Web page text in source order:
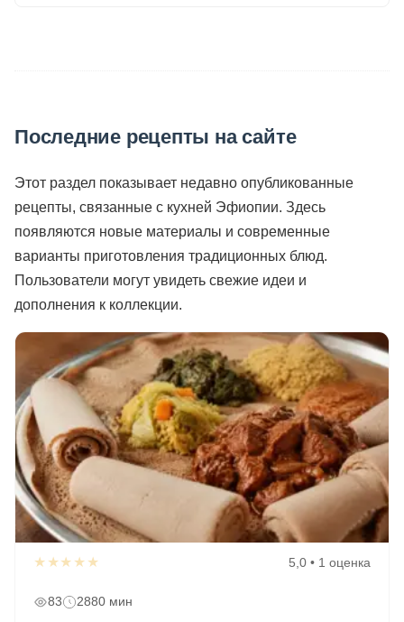
Последние рецепты на сайте
Этот раздел показывает недавно опубликованные
рецепты, связанные с кухней Эфиопии. Здесь
появляются новые материалы и современные
варианты приготовления традиционных блюд.
Пользователи могут увидеть свежие идеи и
дополнения к коллекции.
★★★★★ 5,0 • 1 оценка
83 2880 мин